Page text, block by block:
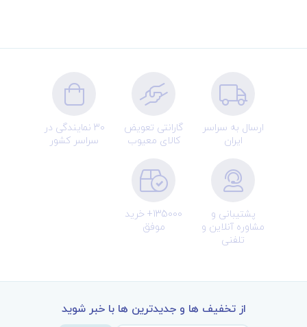
ارسال به سراسر
ایران
گارانتی تعویض
کالای معیوب
30 نمایندگی در
سراسر کشور
پشتیبانی و
مشاوره آنلاین و
تلفنی
135000+ خرید
موفق
از تخفیف ها و جدیدترین ها با خبر شوید